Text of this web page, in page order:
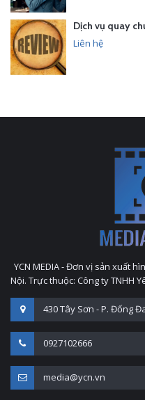
Dịch vụ quay
Liên hệ
YCN MEDIA - Đơn vị sản xuất
Nội. Trực thuộc: Công ty TNHH
430 Tây Sơn - P. Đống
0927102666
media@ycn.vn